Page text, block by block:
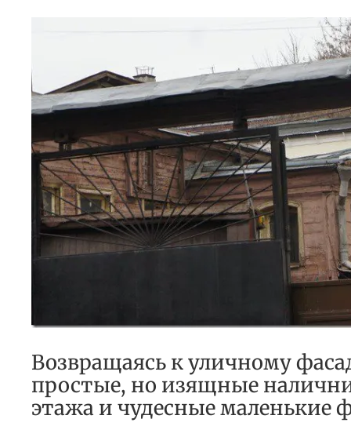
Возвращаясь к уличному
простые, но изящные
этажа и чудесные маленькие